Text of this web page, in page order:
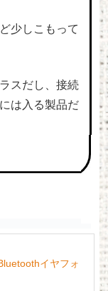
少しこもって
スだし、接続
は入る製品だ
イヤフォ